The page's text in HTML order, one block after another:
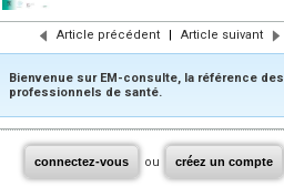
Article précédent | Article suivant
Bienvenue sur EM-consulte, la référence des
professionnels de santé.
connectez-vous ou créez un compte